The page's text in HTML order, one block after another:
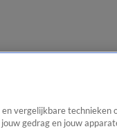
vergelijkbare technieken
gedrag en jouw